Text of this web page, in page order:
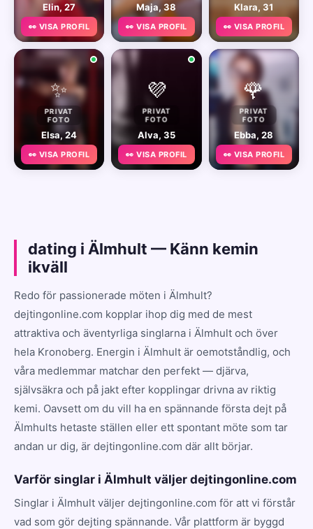
Elin, 27
👀 VISA PROFIL
Maja, 38
👀 VISA PROFIL
Klara, 31
👀 VISA PROFIL
✨
PRIVAT
FOTO
Elsa, 24
👀 VISA PROFIL
💜
PRIVAT
FOTO
Alva, 35
👀 VISA PROFIL
🌹
PRIVAT
FOTO
Ebba, 28
👀 VISA PROFIL
dating i Älmhult — Känn kemin
ikväll
Redo för passionerade möten i Älmhult?
dejtingonline.com kopplar ihop dig med de mest
attraktiva och äventyrliga singlarna i Älmhult och över
hela Kronoberg. Energin i Älmhult är oemotståndlig, och
våra medlemmar matchar den perfekt — djärva,
självsäkra och på jakt efter kopplingar drivna av riktig
kemi. Oavsett om du vill ha en spännande första dejt på
Älmhults hetaste ställen eller ett spontant möte som tar
andan ur dig, är dejtingonline.com där allt börjar.
Varför singlar i Älmhult väljer dejtingonline.com
Singlar i Älmhult väljer dejtingonline.com för att vi förstår
vad som gör dejting spännande. Vår plattform är byggd